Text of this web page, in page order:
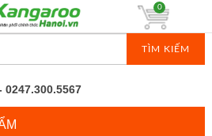
TÌM KIẾM
0
0247.300.5567